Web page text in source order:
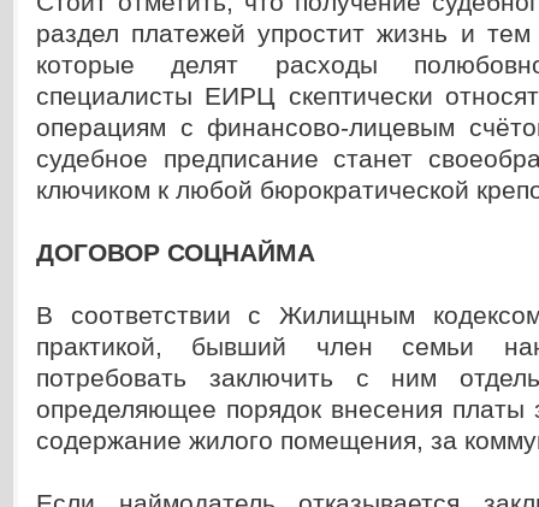
раздел платежей упростит жизнь и тем
которые делят расходы
специалисты ЕИРЦ скептически
операциям с финансово-лицевым
судебное предписание станет
ключиком к любой бюрократической
ДОГОВОР СОЦНАЙМА
В соответствии с Жилищным
практикой, бывший член семьи
потребовать заключить с ним
определяющее порядок внесения
содержание жилого помещения, за